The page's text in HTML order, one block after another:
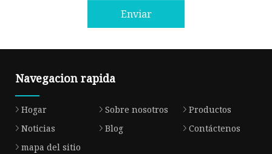
Enviar
Navegacion rapida
Hogar Sobre nosotros
Productos
Noticias
Blog
Contáctenos
mapa del sitio